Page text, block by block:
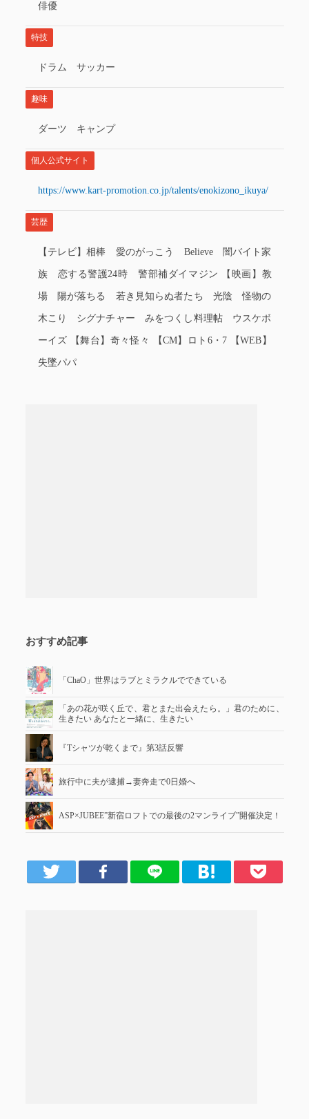
俳優
特技
ドラム サッカー
趣味
ダーツ キャンプ
個人公式サイト
https://www.kart-promotion.co.jp/talents/enokizono_ikuya/
芸歴
【テレビ】相棒 愛のがっこう Believe 闇バイト家
族 恋する警護24時 警部補ダイマジン 【映画】教
場 陽が落ちる 若き見知らぬ者たち 光陰 怪物の
木こり シグナチャー みをつくし料理帖 ウスケボ
ーイズ 【舞台】奇々怪々 【CM】ロト6・7 【WEB】
失墜パパ
おすすめ記事
「ChaO」世界はラブとミラクルでできている
「あの花が咲く丘で、君とまた出会えたら。」君のために、
生きたい あなたと一緒に、生きたい
『Tシャツが乾くまで』第3話反響
旅行中に夫が逮捕→妻奔走で0日婚へ
ASP×JUBEE”新宿ロフトでの最後の2マンライブ”開催決定！
Facebook LINE はてブ Pocket